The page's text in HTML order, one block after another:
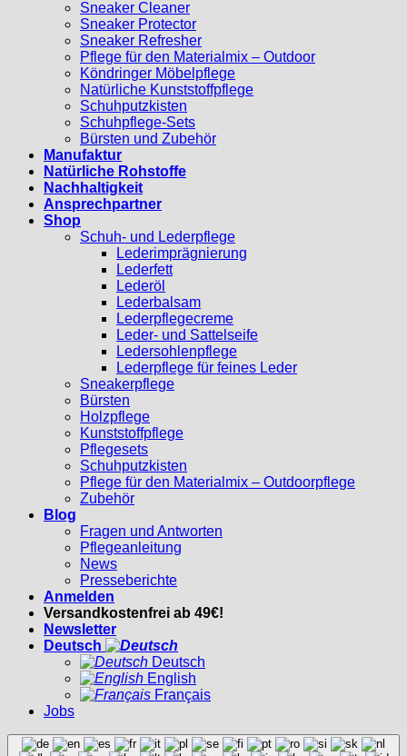
Sneaker Cleaner
Sneaker Protector
Sneaker Refresher
Pflege für den Materialmix – Outdoor
Köndringer Möbelpflege
Natürliche Kunststoffpflege
Schuhputzkisten
Schuhpflege-Sets
Bürsten und Zubehör
Manufaktur
Natürliche Rohstoffe
Nachhaltigkeit
Ansprechpartner
Shop
Schuh- und Lederpflege
Lederimprägnierung
Lederfett
Lederöl
Lederbalsam
Lederpflegecreme
Leder- und Sattelseife
Ledersohlenpflege
Lederpflege für feines Leder
Sneakerpflege
Bürsten
Holzpflege
Kunststoffpflege
Pflegesets
Schuhputzkisten
Pflege für den Materialmix – Outdoorpflege
Zubehör
Blog
Fragen und Antworten
Pflegeanleitung
News
Presseberichte
Anmelden
Versandkostenfrei ab 49€!
Newsletter
Deutsch
Deutsch
English
Français
Jobs